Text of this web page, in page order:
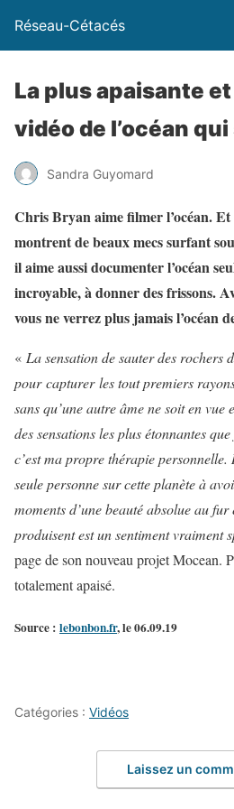
Réseau-Cétacés
La plus apaisante
vidéo de l’océan
Sandra Guyomard
Chris Bryan aime filmer l’océan.
montrent de beaux mecs surfant
il aime aussi documenter l’océan
incroyable, à donner des frissons.
vous ne verrez plus jamais l’océan
« La sensation de sauter des rochers
pour capturer les tout premiers
sans qu’une autre âme ne soit en vue
des sensations les plus étonnantes
c’est ma propre thérapie personnelle.
seule personne sur cette planète à
moments d’une beauté absolue au fur
produisent est un sentiment vraiment
page de son nouveau projet Mocean.
totalement apaisé.
Source : lebonbon.fr, le 06.09.19
Catégories : Vidéos
Laissez un